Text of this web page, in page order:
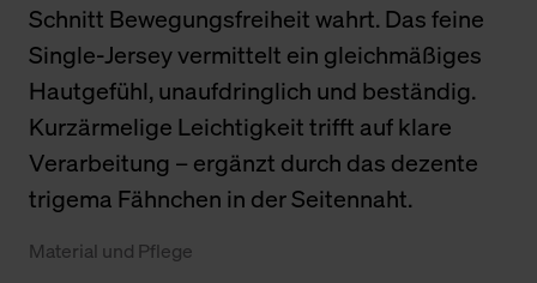
Schnitt Bewegungsfreiheit wahrt. Das feine
Single-Jersey vermittelt ein gleichmäßiges
Hautgefühl, unaufdringlich und beständig.
Kurzärmelige Leichtigkeit trifft auf klare
Verarbeitung – ergänzt durch das dezente
trigema Fähnchen in der Seitennaht.
Material und Pflege